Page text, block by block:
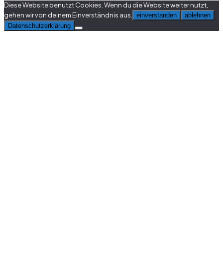
Diese Website benutzt Cookies. Wenn du die Website weiter nutzt,
gehen wir von deinem Einverständnis aus.
einverstanden
ablehnen
Datenschutzerklärung